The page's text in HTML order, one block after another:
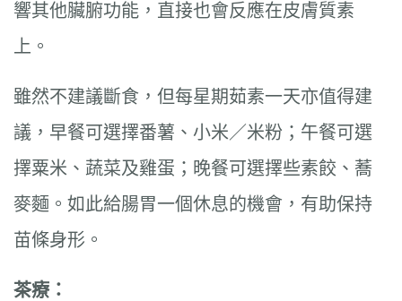
響其他臟腑功能，直接也會反應在皮膚質素
上。
雖然不建議斷食，但每星期茹素一天亦值得建
議，早餐可選擇番薯、小米／米粉；午餐可選
擇粟米、蔬菜及雞蛋；晚餐可選擇些素餃、蕎
麥麵。如此給腸胃一個休息的機會，有助保持
苗條身形。
茶療：